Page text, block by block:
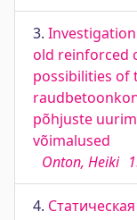
3.
old reinforced
possibilities of
põhjuste
võimalused
Onton, Heiki
4.